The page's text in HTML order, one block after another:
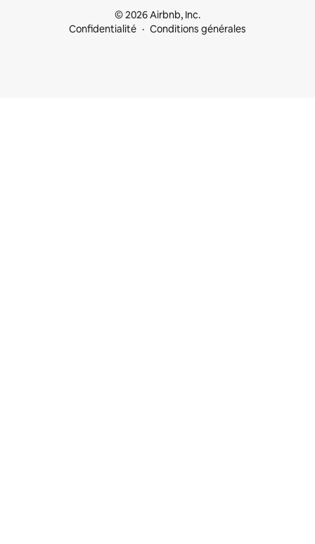
© 2026 Airbnb, Inc.
Confidentialité
Conditions générales